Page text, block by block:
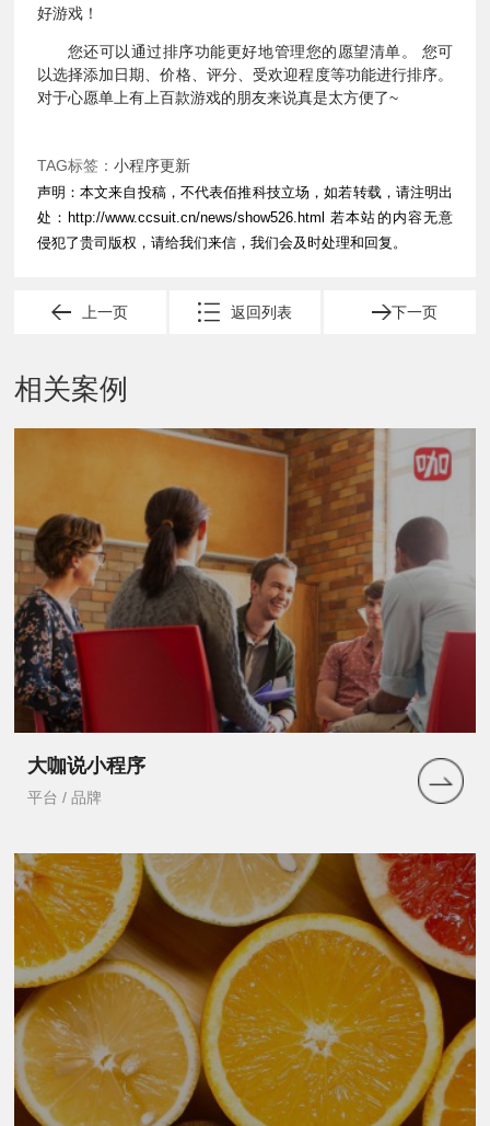
好游戏！
您还可以通过排序功能更好地管理您的愿望清单。 您可
以选择添加日期、价格、评分、受欢迎程度等功能进行排序。
对于心愿单上有上百款游戏的朋友来说真是太方便了~
TAG标签： 小程序更新
声明：本文来自投稿，不代表佰推科技立场，如若转载，请注明出
处： http://www.ccsuit.cn/news/show526.html 若本站的内容无意
侵犯了贵司版权，请给我们来信，我们会及时处理和回复。
上一页 下一页
返回列表
相关案例
大咖说小程序
平台 / 品牌